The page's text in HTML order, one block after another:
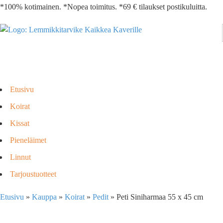
*100% kotimainen. *Nopea toimitus. *69 € tilaukset postikuluitta.
Etusivu
Koirat
Kissat
Pieneläimet
Linnut
Tarjoustuotteet
Etusivu » Kauppa » Koirat » Pedit » Peti Siniharmaa 55 x 45 cm